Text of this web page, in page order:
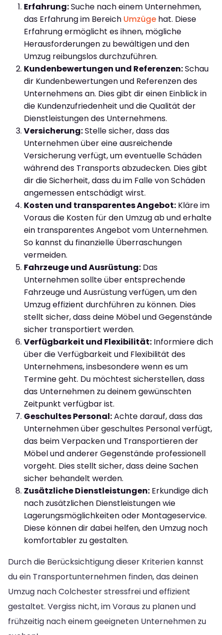
Erfahrung:Suche nach einem Unternehmen,
das Erfahrung im Bereich Umzüge hat. Diese
Erfahrung ermöglicht es ihnen, mögliche
Herausforderungen zu bewältigen und den
Umzug reibungslos durchzuführen.
Kundenbewertungen und Referenzen:Schau
dir Kundenbewertungen und Referenzen des
Unternehmens an. Dies gibt dir einen Einblick in
die Kundenzufriedenheit und die Qualität der
Dienstleistungen des Unternehmens.
Versicherung:Stelle sicher, dass das
Unternehmen über eine ausreichende
Versicherung verfügt, um eventuelle Schäden
während des Transports abzudecken. Dies gibt
dir die Sicherheit, dass du im Falle von Schäden
angemessen entschädigt wirst.
Kosten und transparentes Angebot: Kläre im
Voraus die Kosten für den Umzug ab und erhalte
ein transparentes Angebot vom Unternehmen.
So kannst du finanzielle Überraschungen
vermeiden.
Fahrzeuge und Ausrüstung: Das
Unternehmen sollte über entsprechende
Fahrzeuge und Ausrüstung verfügen, um den
Umzug effizient durchführen zu können. Dies
stellt sicher, dass deine Möbel und Gegenstände
sicher transportiert werden.
Verfügbarkeit und Flexibilität: Informiere dich
über die Verfügbarkeit und Flexibilität des
Unternehmens, insbesondere wenn es um
Termine geht. Du möchtest sicherstellen, dass
das Unternehmen zu deinem gewünschten
Zeitpunkt verfügbar ist.
Geschultes Personal:Achte darauf, dass das
Unternehmen über geschultes Personal verfügt,
das beim Verpacken und Transportieren der
Möbel und anderer Gegenstände professionell
vorgeht. Dies stellt sicher, dass deine Sachen
sicher behandelt werden.
Zusätzliche Dienstleistungen: Erkundige dich
nach zusätzlichen Dienstleistungen wie
Lagerungsmöglichkeiten oder Montageservice.
Diese können dir dabei helfen, den Umzug noch
komfortabler zu gestalten.
Durch die Berücksichtigung dieser Kriterien kannst
du ein Transportunternehmen finden, das deinen
Umzug nach Colchester stressfrei und effizient
gestaltet. Vergiss nicht, im Voraus zu planen und
frühzeitig nach einem geeigneten Unternehmen zu